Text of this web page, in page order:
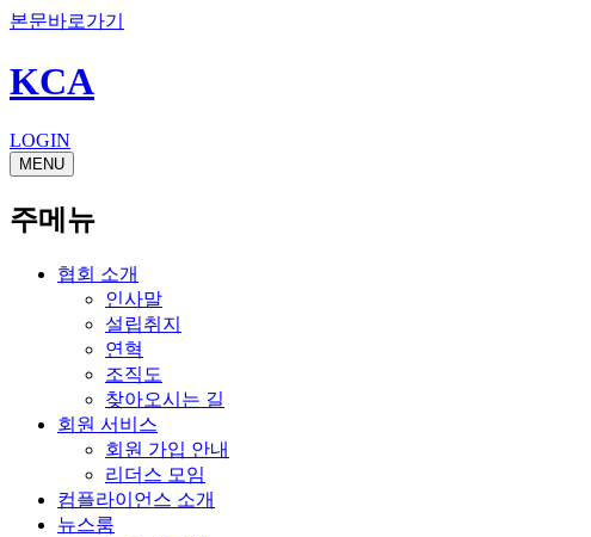
본문바로가기
KCA
LOGIN
MENU
주메뉴
협회 소개
인사말
설립취지
연혁
조직도
찾아오시는 길
회원 서비스
회원 가입 안내
리더스 모임
컴플라이언스 소개
뉴스룸